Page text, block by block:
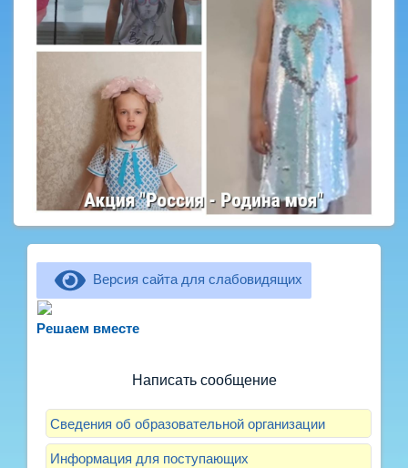
Версия сайта для слабовидящих
Решаем вместерассказать о воспитателях? Знаете, как
Написать сообщение
Сведения об образовательной организации
Информация для поступающих